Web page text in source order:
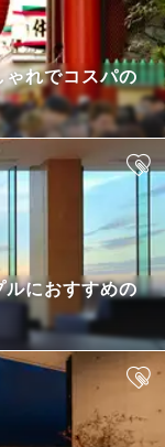
ゃれでコスパの
ルにおすすめの